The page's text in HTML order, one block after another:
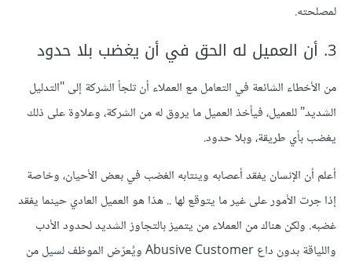
لمصلحته.
3. أن العميل له الحق في أن يغضب بلا حدود
من الأخطاء الشائعة في التعامل مع العملاء أن تلجأ الشركة إلى "التدليل
الشديد" للعميل، فيأخذ العميل ما يروق له من الشركة، وعلاوة على ذلك
يغضب بأي طريقة، وبلا حدود.
أعلم أن الإنسان يفقد أعصابه وينتابه الغضب في بعض الأحيان، وخاصة
إذا جرت الأمور على غير ما يتوقع لها .. هذا هو العميل العادي حينما يفقد
غضبه. ولكن هناك من العملاء من يتميز بالتجاوز الشديد لحدود الأدب
واللياقة بدون داع Abusive Customer ويُعرّض الموظف لسيل من